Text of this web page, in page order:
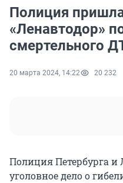
Полиция
«Ленавтодор»
смертельного
20 марта 2024, 14:22 20 232
Полиция Петербурга и
уголовное дело о